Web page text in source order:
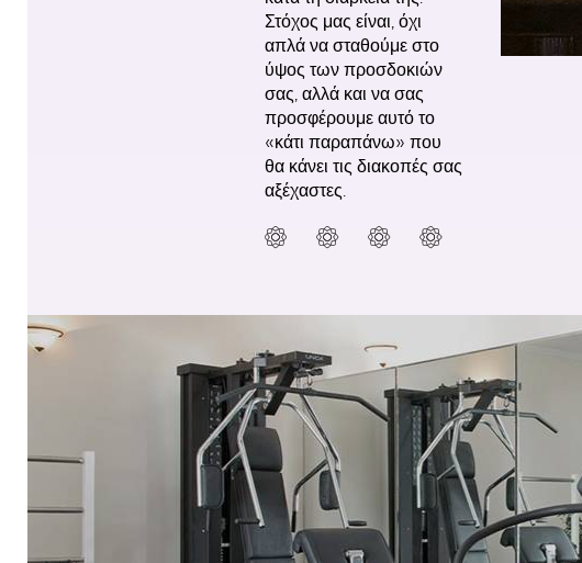
Στόχος μας είναι, όχι
απλά να σταθούμε στο
ύψος των προσδοκιών
σας, αλλά και να σας
προσφέρουμε αυτό το
«κάτι παραπάνω» που
θα κάνει τις διακοπές σας
αξέχαστες.